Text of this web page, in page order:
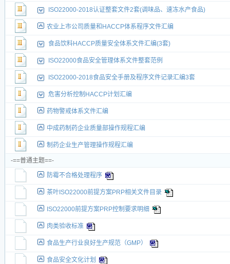
ISO22000-2018认证整套文件2套(调味品、速冻水产食品)
农业上市公司质量和HACCP体系程序文件汇编
食品饮料HACCP质量安全体系文件汇编(3套)
ISO22000食品安全管理体系文件整套范例
ISO22000-2018食品安全手册及程序文件记录汇编3套
危害分析控制HACCP计划汇编
药物警戒体系文件汇编
中成药制药企业质量部操作规程汇编
制药企业生产管理操作规程汇编
-==普通主题==-
防霉不合格处理程序
茶叶ISO22000前提方案PRP相关文件目录
ISO22000前提方案PRP控制要求明细
肉类验收标准
食品生产行业良好生产规范（GMP）
食品安全文化计划